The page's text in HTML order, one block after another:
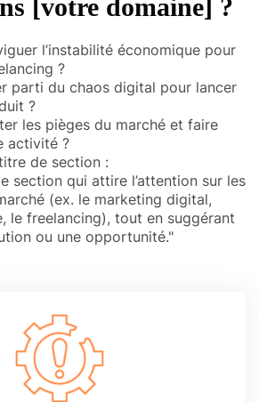
[votre domaine] ?
l’instabilité économique pour
?
parti du chaos digital pour lancer
?
les pièges du marché et faire
activité ?
de section :
section qui attire l’attention sur les
(ex. le marketing digital,
le freelancing), tout en suggérant
ou une opportunité."